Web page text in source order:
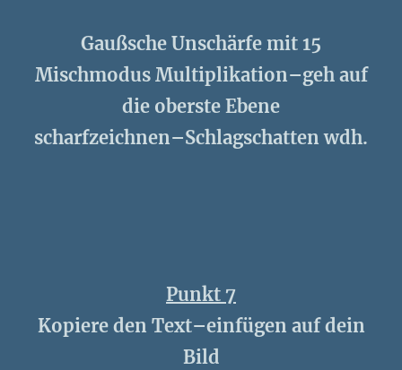
Gaußsche Unschärfe mit 15
Mischmodus Multiplikation–geh auf
die oberste Ebene
scharfzeichnen–Schlagschatten wdh.
Punkt 7
Kopiere den Text–einfügen auf dein
Bild